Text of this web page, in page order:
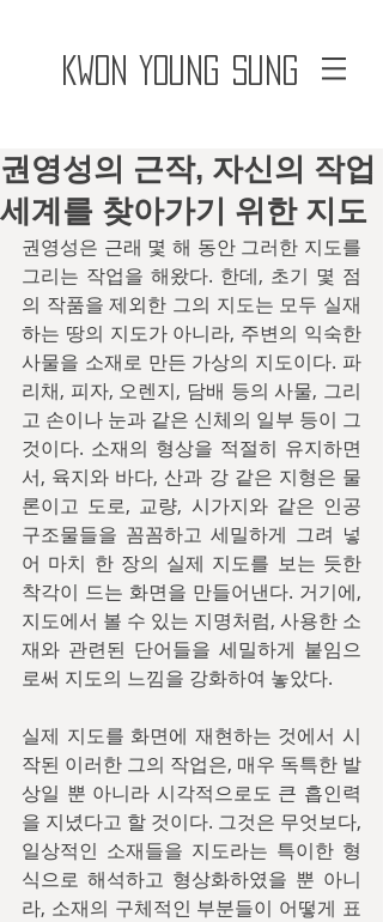
Kwon Young Sung
권영성의 근작, 자신의 작업
세계를 찾아가기 위한 지도
권영성은 근래 몇 해 동안 그러한 지도를
그리는 작업을 해왔다. 한데, 초기 몇 점
의 작품을 제외한 그의 지도는 모두 실재
하는 땅의 지도가 아니라, 주변의 익숙한
사물을 소재로 만든 가상의 지도이다. 파
리채, 피자, 오렌지, 담배 등의 사물, 그리
고 손이나 눈과 같은 신체의 일부 등이 그
것이다. 소재의 형상을 적절히 유지하면
서, 육지와 바다, 산과 강 같은 지형은 물
론이고 도로, 교량, 시가지와 같은 인공
구조물들을 꼼꼼하고 세밀하게 그려 넣
어 마치 한 장의 실제 지도를 보는 듯한
착각이 드는 화면을 만들어낸다. 거기에,
지도에서 볼 수 있는 지명처럼, 사용한 소
재와 관련된 단어들을 세밀하게 붙임으
로써 지도의 느낌을 강화하여 놓았다.
실제 지도를 화면에 재현하는 것에서 시
작된 이러한 그의 작업은, 매우 독특한 발
상일 뿐 아니라 시각적으로도 큰 흡인력
을 지녔다고 할 것이다. 그것은 무엇보다,
일상적인 소재들을 지도라는 특이한 형
식으로 해석하고 형상화하였을 뿐 아니
라, 소재의 구체적인 부분들이 어떻게 표